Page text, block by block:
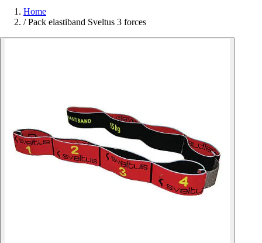
Home
/ Pack elastiband Sveltus 3 forces